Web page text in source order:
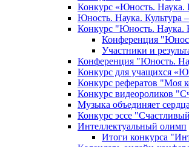
Конкурс «Юность. Наука.
Юность. Наука. Культура
Конкурс "Юность. Наука.
Конференция
Участники и
Конференция "Юность.
Конкурс для учащихся
Конкурс рефератов "Моя
Конкурс видеороликов
Музыка объединяет сердца
Конкурс эссе
Интеллектуальный олимп
Итоги конкурса